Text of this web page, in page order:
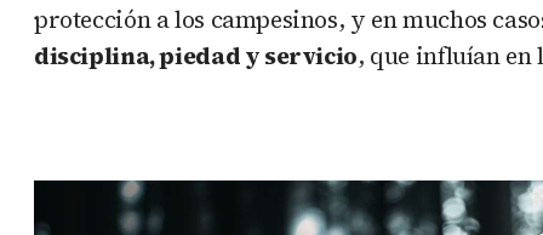
protección a los campesinos, y en muchos
disciplina, piedad y servicio, que influían en